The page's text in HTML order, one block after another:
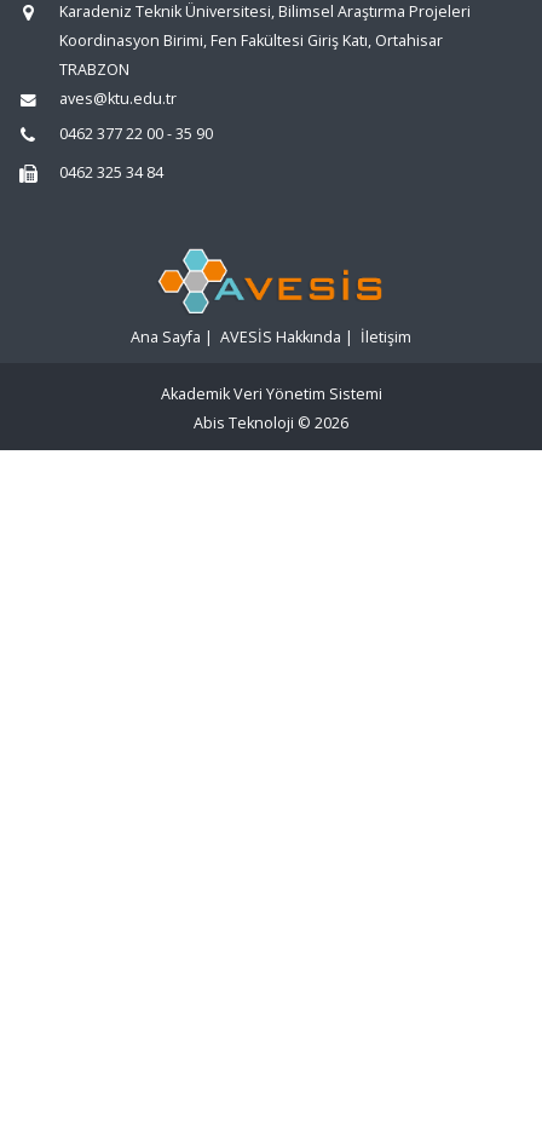
Karadeniz Teknik Üniversitesi, Bilimsel Araştırma Projeleri
Koordinasyon Birimi, Fen Fakültesi Giriş Katı, Ortahisar
TRABZON
aves@ktu.edu.tr
0462 377 22 00 - 35 90
0462 325 34 84
Ana Sayfa | AVESİS Hakkında | İletişim
Akademik Veri Yönetim Sistemi
Abis Teknoloji © 2026